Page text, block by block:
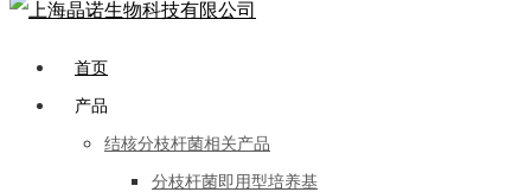
首页
产品
结核分枝杆菌相关产品
分枝杆菌即用型培养基